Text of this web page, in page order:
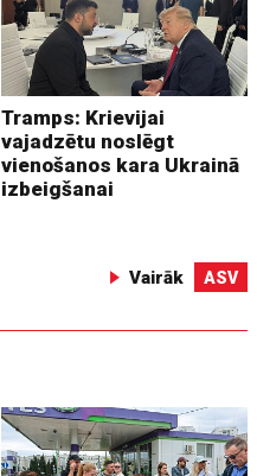
Tramps: Krievijai
vajadzētu noslēgt
vienošanos kara Ukrainā
izbeigšanai
Vairāk ASV